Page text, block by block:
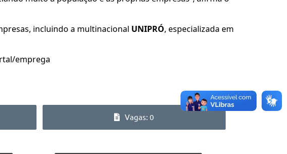
incluindo a multinacional UNIPRÓ, especializada em
emprega
Vagas: 0